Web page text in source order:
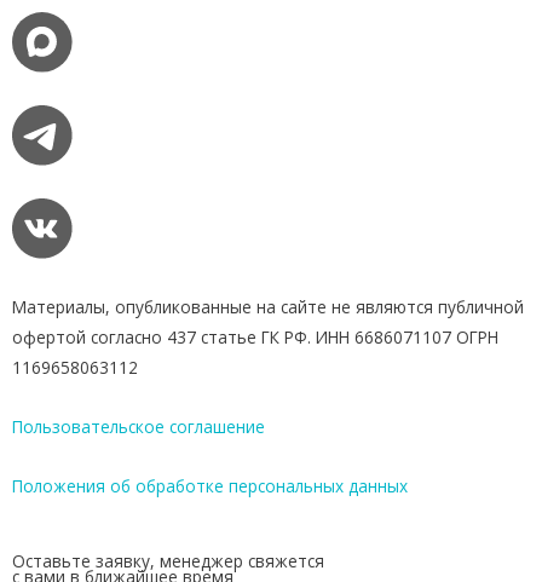
Материалы, опубликованные на сайте не являются публичной
офертой согласно 437 статье ГК РФ. ИНН 6686071107 ОГРН
1169658063112
Пользовательское соглашение
Положения об обработке персональных данных
Оставьте заявку, менеджер свяжется
с вами в ближайшее время